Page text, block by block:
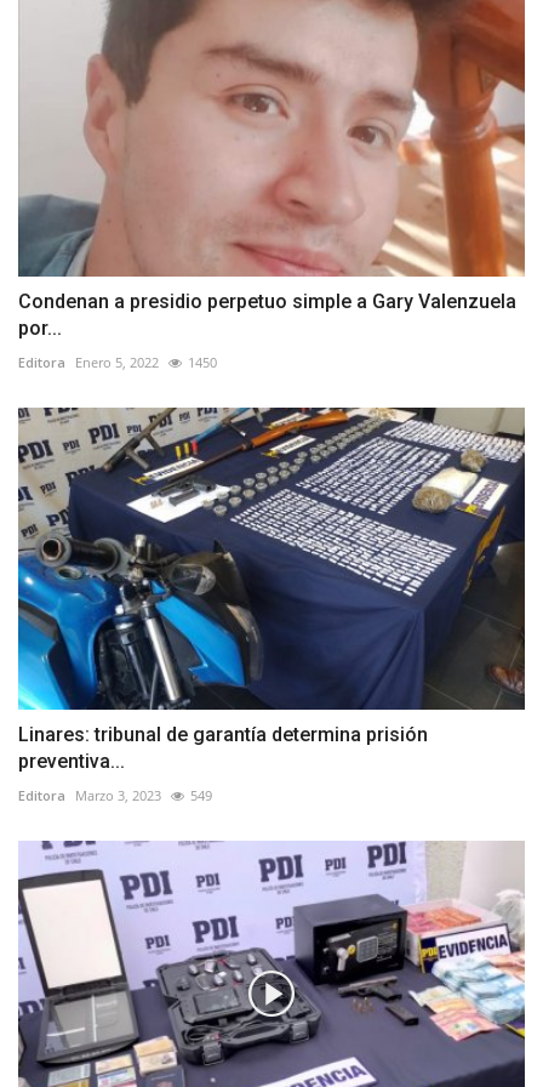
Condenan a presidio perpetuo simple a Gary Valenzuela
por...
Editora Enero 5, 2022 1450
Linares: tribunal de garantía determina prisión
preventiva...
Editora Marzo 3, 2023 549